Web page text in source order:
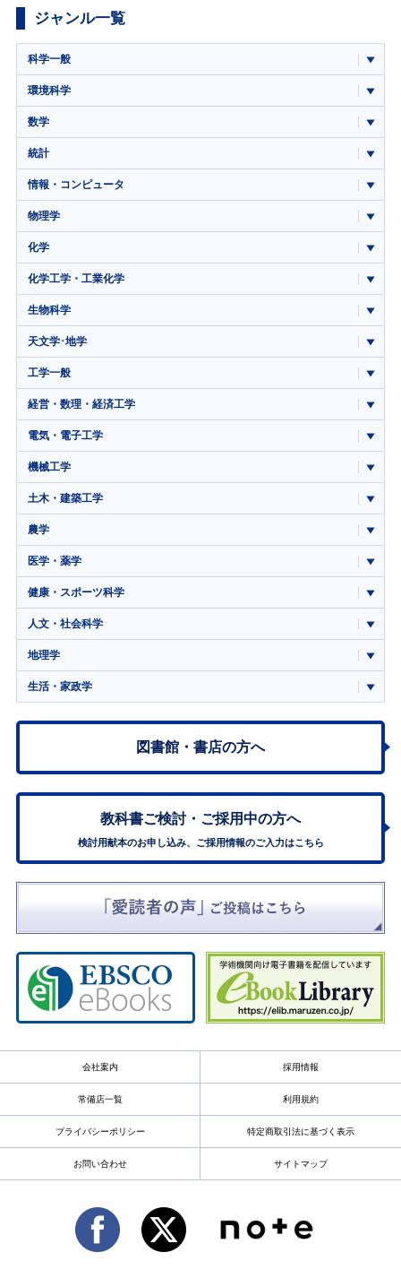
ジャンル一覧
科学一般
環境科学
数学
統計
情報・コンピュータ
物理学
化学
化学工学・工業化学
生物科学
天文学･地学
工学一般
経営・数理・経済工学
電気・電子工学
機械工学
土木・建築工学
農学
医学・薬学
健康・スポーツ科学
人文・社会科学
地理学
生活・家政学
図書館・書店の方へ
教科書ご検討・ ご採用中の方へ
検討用献本のお申し込み、ご採用情報のご入力はこちら
会社案内 採用情報
常備店一覧 利用規約
プライバシーポリシー 特定商取引法に基づく表示
お問い合わせ サイトマップ